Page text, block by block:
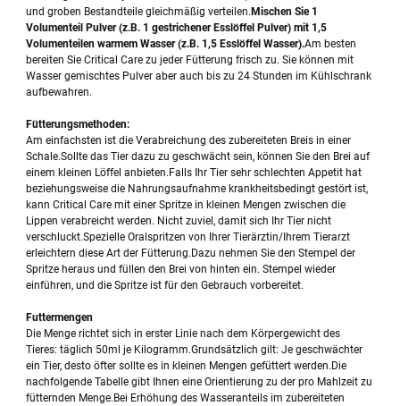
und groben Bestandteile gleichmäßig verteilen.Mischen Sie 1
Volumenteil Pulver (z.B. 1 gestrichener Esslöffel Pulver) mit 1,5
Volumenteilen warmem Wasser (z.B. 1,5 Esslöffel Wasser).Am besten
bereiten Sie Critical Care zu jeder Fütterung frisch zu. Sie können mit
Wasser gemischtes Pulver aber auch bis zu 24 Stunden im Kühlschrank
aufbewahren.
Fütterungsmethoden:
Am einfachsten ist die Verabreichung des zubereiteten Breis in einer
Schale.Sollte das Tier dazu zu geschwächt sein, können Sie den Brei auf
einem kleinen Löffel anbieten.Falls Ihr Tier sehr schlechten Appetit hat
beziehungsweise die Nahrungsaufnahme krankheitsbedingt gestört ist,
kann Critical Care mit einer Spritze in kleinen Mengen zwischen die
Lippen verabreicht werden. Nicht zuviel, damit sich Ihr Tier nicht
verschluckt.Spezielle Oralspritzen von Ihrer Tierärztin/Ihrem Tierarzt
erleichtern diese Art der Fütterung.Dazu nehmen Sie den Stempel der
Spritze heraus und füllen den Brei von hinten ein. Stempel wieder
einführen, und die Spritze ist für den Gebrauch vorbereitet.
Futtermengen
Die Menge richtet sich in erster Linie nach dem Körpergewicht des
Tieres: täglich 50ml je Kilogramm.Grundsätzlich gilt: Je geschwächter
ein Tier, desto öfter sollte es in kleinen Mengen gefüttert werden.Die
nachfolgende Tabelle gibt Ihnen eine Orientierung zu der pro Mahlzeit zu
fütternden Menge.Bei Erhöhung des Wasseranteils im zubereiteten